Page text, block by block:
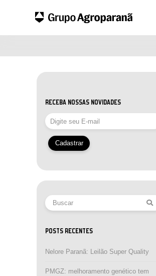
RECEBA NOSSAS NOVIDADES
POSTS RECENTES
Nelore Paranã: Leilão Super Quality
PMGZ: melhoramento genético tem